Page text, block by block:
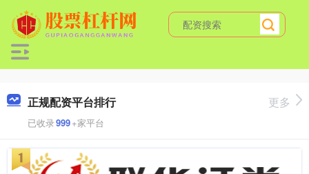
正规配资平台排行
已收录999+家平台
更多